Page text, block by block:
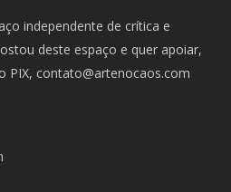
independente de crítica e
deste espaço e quer apoiar,
PIX, contato@artenocaos.com